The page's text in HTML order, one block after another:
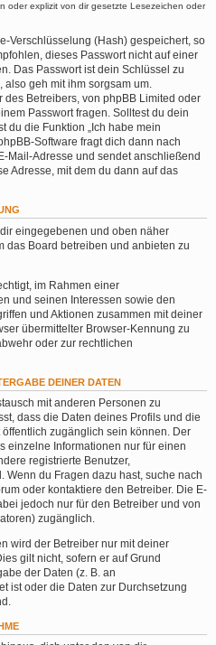
oder explizit von dir gesetzte Lesezeichen oder
Verschlüsselung (Hash) gespeichert, so
dieses Passwort nicht auf einer
Das Passwort ist dein Schlüssel zu
geh mit ihm sorgsam um.
des Betreibers, von phpBB Limited oder
Passwort fragen. Solltest du dein
du die Funktion „Ich habe mein
Software fragt dich dann nach
Mail-Adresse und sendet anschließend
Adresse, mit dem du dann auf das
eingegebenen und oben näher
das Board betreiben und anbieten zu
im Rahmen einer
und seinen Interessen sowie den
und Aktionen zusammen mit deiner
übermittelter Browser-Kennung zu
oder zur rechtlichen
DEINER DATEN
mit anderen Personen zu
dass die Daten deines Profils und die
zugänglich sein können. Der
einzelne Informationen nur für einen
registrierte Benutzer,
Wenn du Fragen dazu hast, suche nach
oder kontaktiere den Betreiber. Die E-
jedoch nur für den Betreiber und von
zugänglich.
wird der Betreiber nur mit deiner
gilt nicht, sofern er auf Grund
der Daten (z. B. an
ist oder die Daten zur Durchsetzung